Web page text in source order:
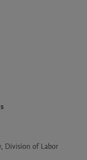
Division of Labor